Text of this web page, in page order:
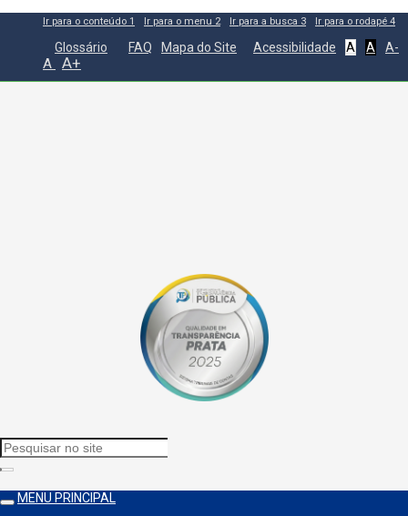
Ir para o conteúdo 1 Ir para o menu 2 Ir para a busca 3 Ir para o rodapé 4
Glossário FAQ Mapa do Site Acessibilidade A A A-
A A+
MENU PRINCIPAL